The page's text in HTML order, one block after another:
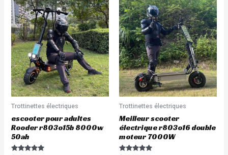
Trottinettes électriques
escooter pour adultes
Rooder r803o15b 8000w
50ah
Trottinettes électriques
Meilleur scooter
électrique r803o16 double
moteur 7000W